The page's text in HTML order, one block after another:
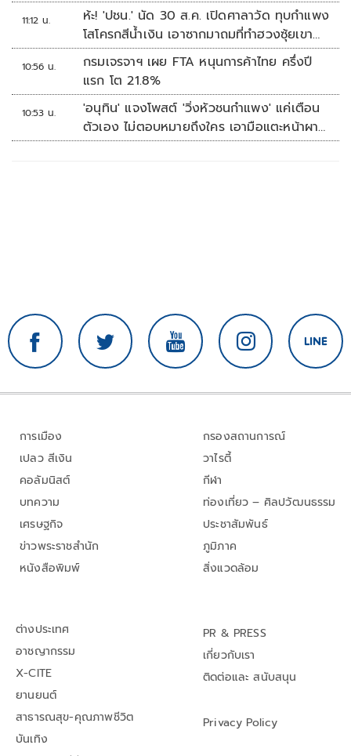
11:12 น.
ห้ะ! 'ปชน.' นัด 30 ส.ค. เปิดศาลาวัด ทุบกำแพง
โสโครกสีน้ำเงิน เอาซากมาถมที่ทำฮวงซุ้ยเขา
กระโดง
10:56 น.
กรมเจรจาฯ เผย FTA หนุนการค้าไทย ครึ่งปี
แรก โต 21.8%
10:53 น.
'อนุทิน' แจงโพสต์ 'วิ่งหัวชนกำแพง' แค่เตือน
ตัวเอง ไม่ตอบหมายถึงใคร เอามือแตะหน้าผา
กบอก 'หัวโน'
การเมือง
เปลว สีเงิน
คอลัมนิสต์
บทความ
เศรษฐกิจ
ข่าวพระราชสำนัก
หนังสือพิมพ์
กรองสถานการณ์
วาไรตี้
กีฬา
ท่องเที่ยว – ศิลปวัฒนธรรม
ประชาสัมพันธ์
ภูมิภาค
สิ่งแวดล้อม
ต่างประเทศ
อาชญากรรม
X-CITE
ยานยนต์
สาธารณสุข-คุณภาพชีวิต
บันเทิง
PR & PRESS
เกี่ยวกับเรา
ติดต่อและ สนับสนุน
Privacy Policy